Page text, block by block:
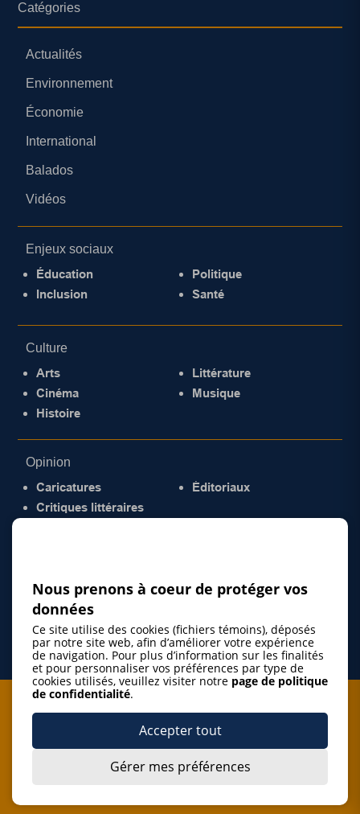
Catégories
Actualités
Environnement
Économie
International
Balados
Vidéos
Enjeux sociaux
Éducation
Inclusion
Politique
Santé
Culture
Arts
Cinéma
Histoire
Littérature
Musique
Opinion
Caricatures
Critiques littéraires
Éditoriaux
Je m'abonne à l'infolettre
J’accepte de m’abonner à l’infolettre de La Gazette de la
Nous prenons à coeur de protéger vos
données
Ce site utilise des cookies (fichiers témoins), déposés
par notre site web, afin d’améliorer votre expérience
de navigation. Pour plus d’information sur les finalités
et pour personnaliser vos préférences par type de
cookies utilisés, veuillez visiter notre page de politique
de confidentialité.
Accepter tout
Gérer mes préférences